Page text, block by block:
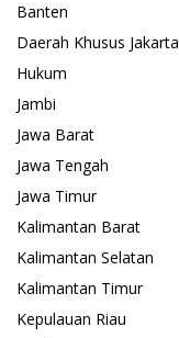
Banten
Daerah Khusus Jakarta
Hukum
Jambi
Jawa Barat
Jawa Tengah
Jawa Timur
Kalimantan Barat
Kalimantan Selatan
Kalimantan Timur
Kepulauan Riau